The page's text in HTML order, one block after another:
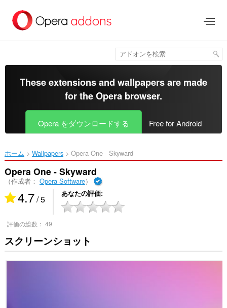
メ
ツ
移
動
These extensions and wallpapers are made
for theOpera browser.
Opera をダウンロードする Free for Android
ホーム Wallpapers Opera One - Skyward‎
Opera One - Skyward
（作成者： Opera Software）
4.7/ 5 あなたの評価
評価の総数： 49
スクリーンショット